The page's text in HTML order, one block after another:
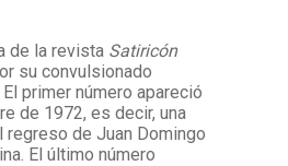
de la revista Satiricón
su convulsionado
primer número apareció
de 1972, es decir, una
regreso de Juan Domingo
El último número